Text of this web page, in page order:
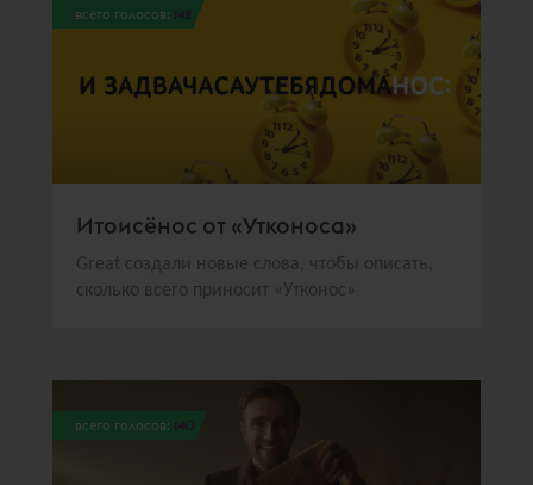
всего голосов: 142
Итоисёнос от «Утконоса»
Great создали новые слова, чтобы описать,
сколько всего приносит «Утконос»
всего голосов: 140